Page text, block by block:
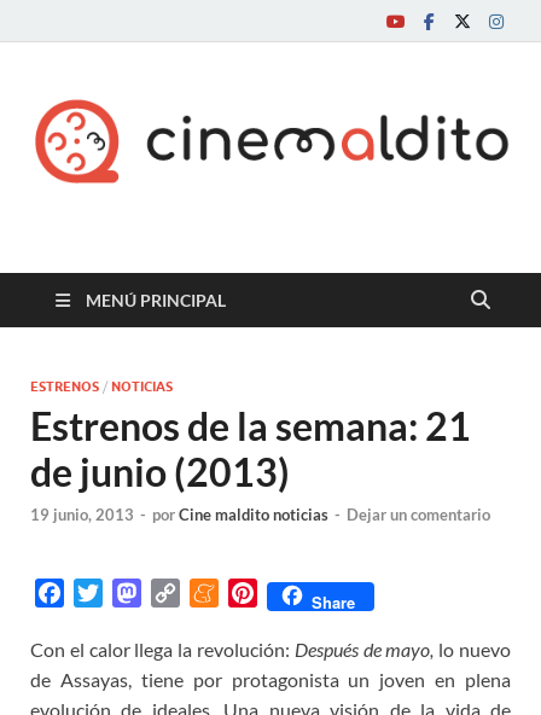
Cine maldito
MENÚ PRINCIPAL
ESTRENOS / NOTICIAS
Estrenos de la semana: 21
de junio (2013)
19 junio, 2013 - porCine maldito noticias - Dejar un comentario
c
e
b
i
t
t
M
s
t
p
y
L
M
n
e
a
P
n
t
e
Share
Con el calor llega la revolución: Después de mayo, lo nuevo
de Assayas, tiene por protagonista un joven en plena
evolución de ideales. Una nueva visión de la vida de